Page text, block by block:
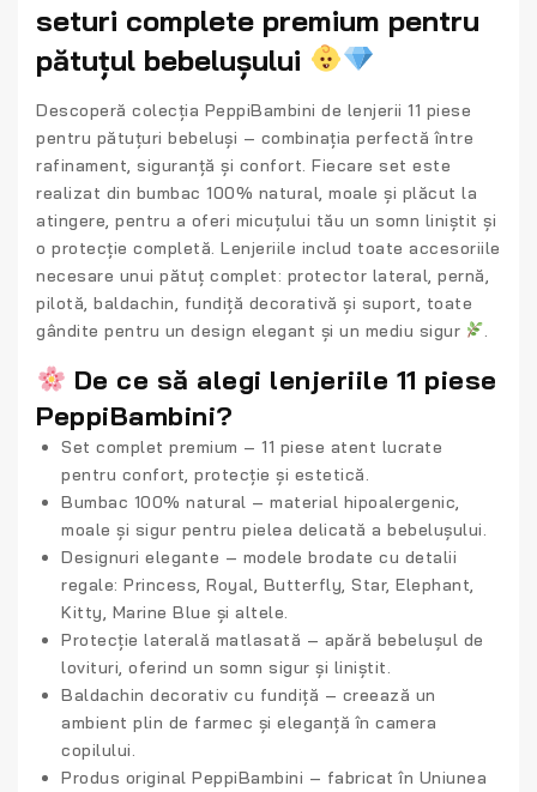
seturi complete premium pentru
pătuțul bebelușului
Descoperă colecția PeppiBambini de lenjerii 11 piese
pentru pătuțuri bebeluși – combinația perfectă între
rafinament, siguranță și confort. Fiecare set este
realizat din bumbac 100% natural , moale și plăcut la
atingere, pentru a oferi micuțului tău un somn liniștit și
o protecție completă. Lenjeriile includ toate accesoriile
necesare unui pătuț complet: protector lateral, pernă,
pilotă, baldachin, fundiță decorativă și suport , toate
gândite pentru un design elegant și un mediu sigur
De ce să alegi lenjeriile 11 piese
PeppiBambini?
Set complet premium – 11 piese atent lucrate
pentru confort, protecție și estetică.
Bumbac 100% natural – material hipoalergenic,
moale și sigur pentru pielea delicată a bebelușului.
Designuri elegante – modele brodate cu detalii
regale: Princess, Royal, Butterfly, Star, Elephant,
Kitty, Marine Blue și altele.
Protecție laterală matlasată – apără bebelușul de
lovituri, oferind un somn sigur și liniștit.
Baldachin decorativ cu fundiță – creează un
ambient plin de farmec și eleganță în camera
copilului.
Produs original PeppiBambini – fabricat în Uniunea